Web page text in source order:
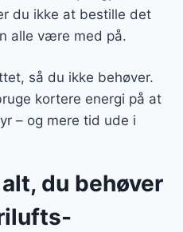
du ikke at bestille det
alle være med på.
så du ikke behøver.
kortere energi på at
– og mere tid ude i
du behøver